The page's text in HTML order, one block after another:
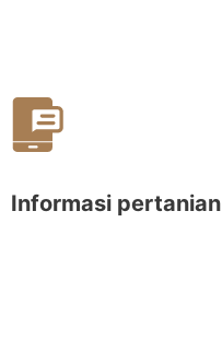
Informasi pertanian